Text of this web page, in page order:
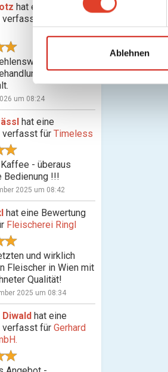
w
i
i
g
u
n
g
s
u
s
w
a
h
Ablehnen
hat eine
für
Habe mich
nachhaltig
um 08:24
hat eine
verfasst für Timeless
- überaus
Bedienung !!!
2025 um 08:42
hat eine Bewertung
Fleischerei Ringl
und wirklich
Fleischer in Wien mit
Qualität!
2025 um 08:34
hat eine
verfasst für Gerhard